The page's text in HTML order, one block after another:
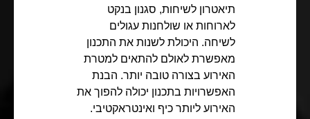
תיאטרון לשיחות, סגנון בנקט
לארוחות או שולחנות עגולים
לשיחה. היכולת לשנות את התכנון
מאפשרת לאולם להתאים למטרת
האירוע בצורה טובה יותר. הבנת
האפשרויות בתכנון יכולה להפוך את
האירוע ליותר כיף ואינטראקטיבי.